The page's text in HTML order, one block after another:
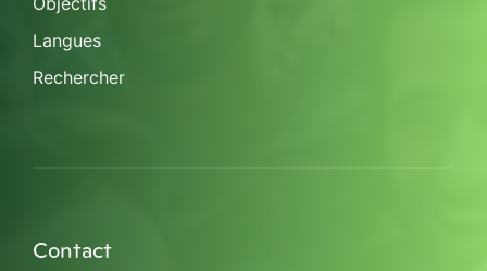
Langues
Rechercher
Contact